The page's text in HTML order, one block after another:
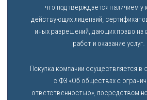
что подтверждается наличием у
действующих лицензий,
иных разрешений, дающих право на
работ и оказание услуг.
Покупка компании осуществляется в
с ФЗ «Об обществах с
ответственностью», посредством